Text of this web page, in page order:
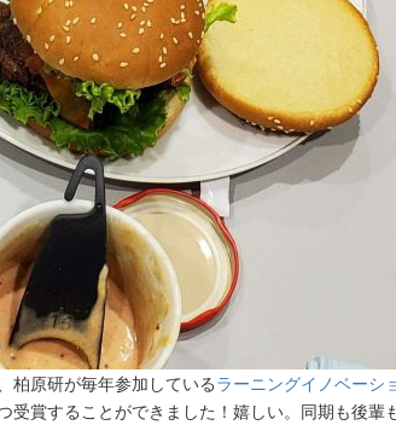
柏原研が毎年参加しているラーニングイノベーシ
受賞することができました！嬉しい。同期も後